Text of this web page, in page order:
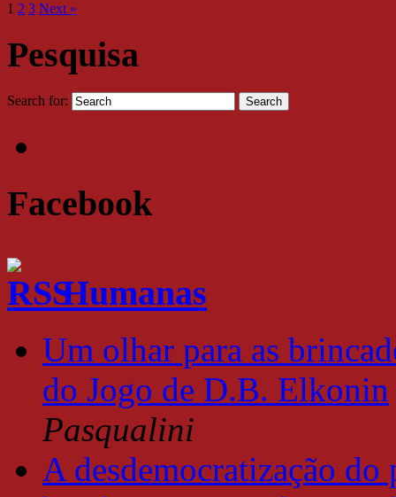
1 2 3 Next »
Pesquisa
Search for:
Facebook
Humanas
Um olhar para as
do Jogo de D.B. Elkonin
Pasqualini
A desdemocratização do